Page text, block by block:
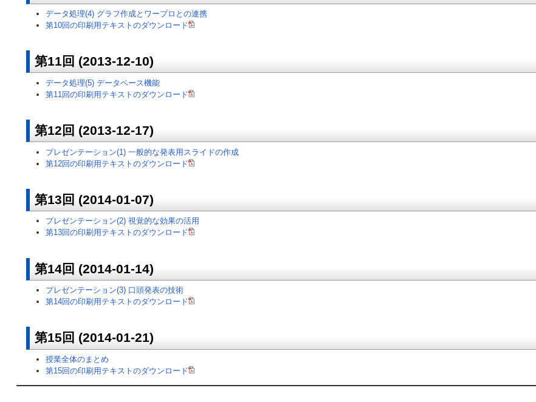
データ処理(4) グラフ作成とワープロとの連携
第10回の印刷用テキストのダウンロード
第11回 (2013-12-10)
データ処理(5) データベース機能
第11回の印刷用テキストのダウンロード
第12回 (2013-12-17)
プレゼンテーション(1) 一般的な発表用スライドの作成
第12回の印刷用テキストのダウンロード
第13回 (2014-01-07)
プレゼンテーション(2) 視覚的な効果の活用
第13回の印刷用テキストのダウンロード
第14回 (2014-01-14)
プレゼンテーション(3) 口頭発表の技術
第14回の印刷用テキストのダウンロード
第15回 (2014-01-21)
授業全体のまとめ
第15回の印刷用テキストのダウンロード